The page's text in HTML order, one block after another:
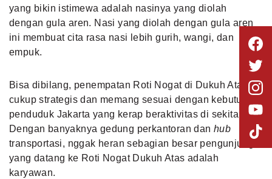
yang bikin istimewa adalah nasinya yang diolah
dengan gula aren. Nasi yang diolah dengan gula aren
ini membuat cita rasa nasi lebih gurih, wangi, dan
empuk.
Bisa dibilang, penempatan Roti Nogat di Dukuh Atas
cukup strategis dan memang sesuai dengan kebutuhan
penduduk Jakarta yang kerap beraktivitas di sekitarnya.
Dengan banyaknya gedung perkantoran dan hub
transportasi, nggak heran sebagian besar pengunjung
yang datang ke Roti Nogat Dukuh Atas adalah
karyawan.